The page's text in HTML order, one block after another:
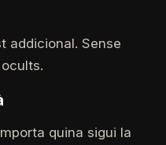
addicional. Sense
quina sigui la